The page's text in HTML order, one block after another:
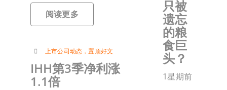
阅读更多
上市公司动态 ，置顶好文
IHH第3季净利涨
1.1倍
只被
遗忘
的粮
食巨
头？
1星期前